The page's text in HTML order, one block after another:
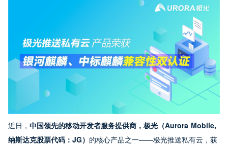
近日， 中国领先的移动开发者服务提供商，极光（Aurora Mobile,
纳斯达克股票代码：JG） 的核心产品之一——极光推送私有云，获